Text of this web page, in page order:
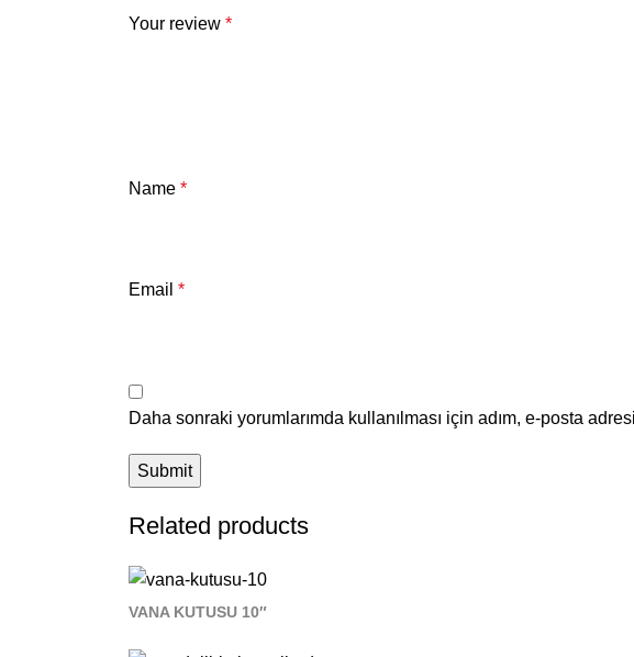
Your review *
Name *
Email *
Daha sonraki yorumlarımda kullanılması için adım, e-posta
Related products
VANA KUTUSU 10″